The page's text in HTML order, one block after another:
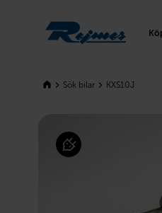
Sök bilar KXS10J